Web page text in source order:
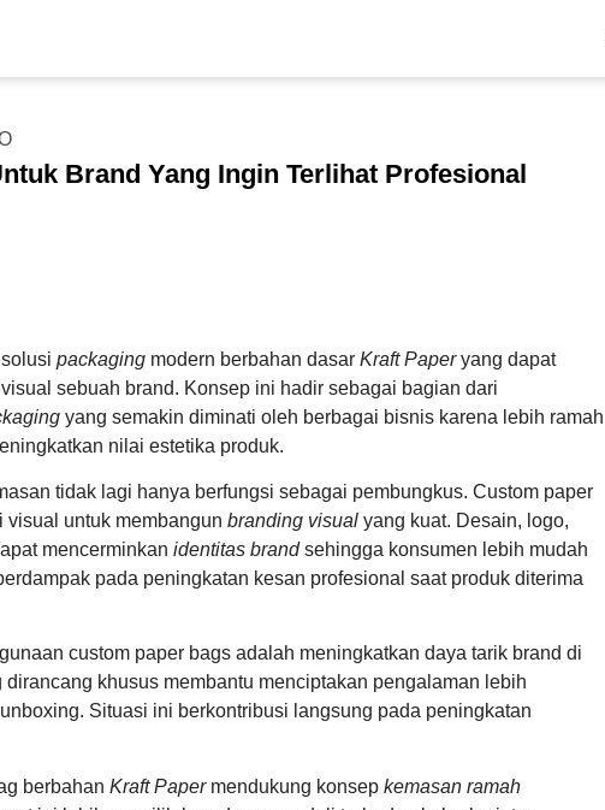
Brand Yang Ingin Terlihat Profesional
packaging modern berbahan dasar Kraft Paperyang dapat
sebuah brand. Konsep ini hadir sebagai bagian dari
yang semakin diminati oleh berbagai bisnis karena lebih ramah
nilai estetika produk.
tidak lagi hanya berfungsi sebagai pembungkus. Custom paper
visual untuk membangun branding visual yang kuat. Desain, logo,
mencerminkan identitas brandsehingga konsumen lebih mudah
pada peningkatan kesan profesional saat produk diterima
custom paper bags adalah meningkatkan daya tarik brand di
khusus membantu menciptakan pengalaman lebih
Situasi ini berkontribusi langsung pada peningkatan
berbahan Kraft Papermendukung konsep kemasan ramah